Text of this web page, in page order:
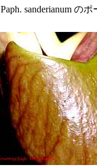
Paph. sanderianum の